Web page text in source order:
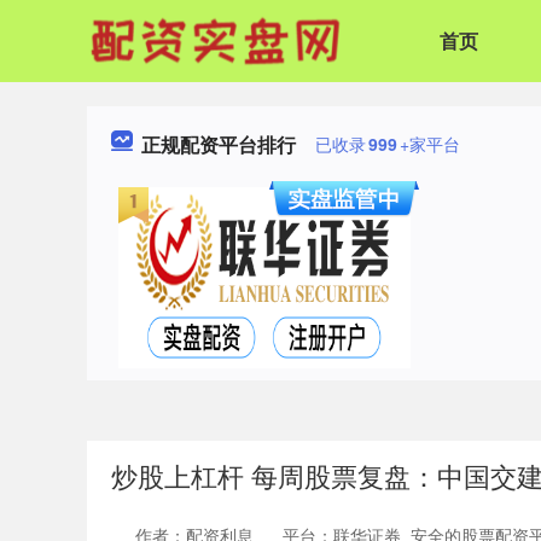
首页
正规配资平台排行 已收录999+家平台
炒股上杠杆 每周股票复盘：中国交
作者：配资利息 平台：联华证券_安全的股票配资